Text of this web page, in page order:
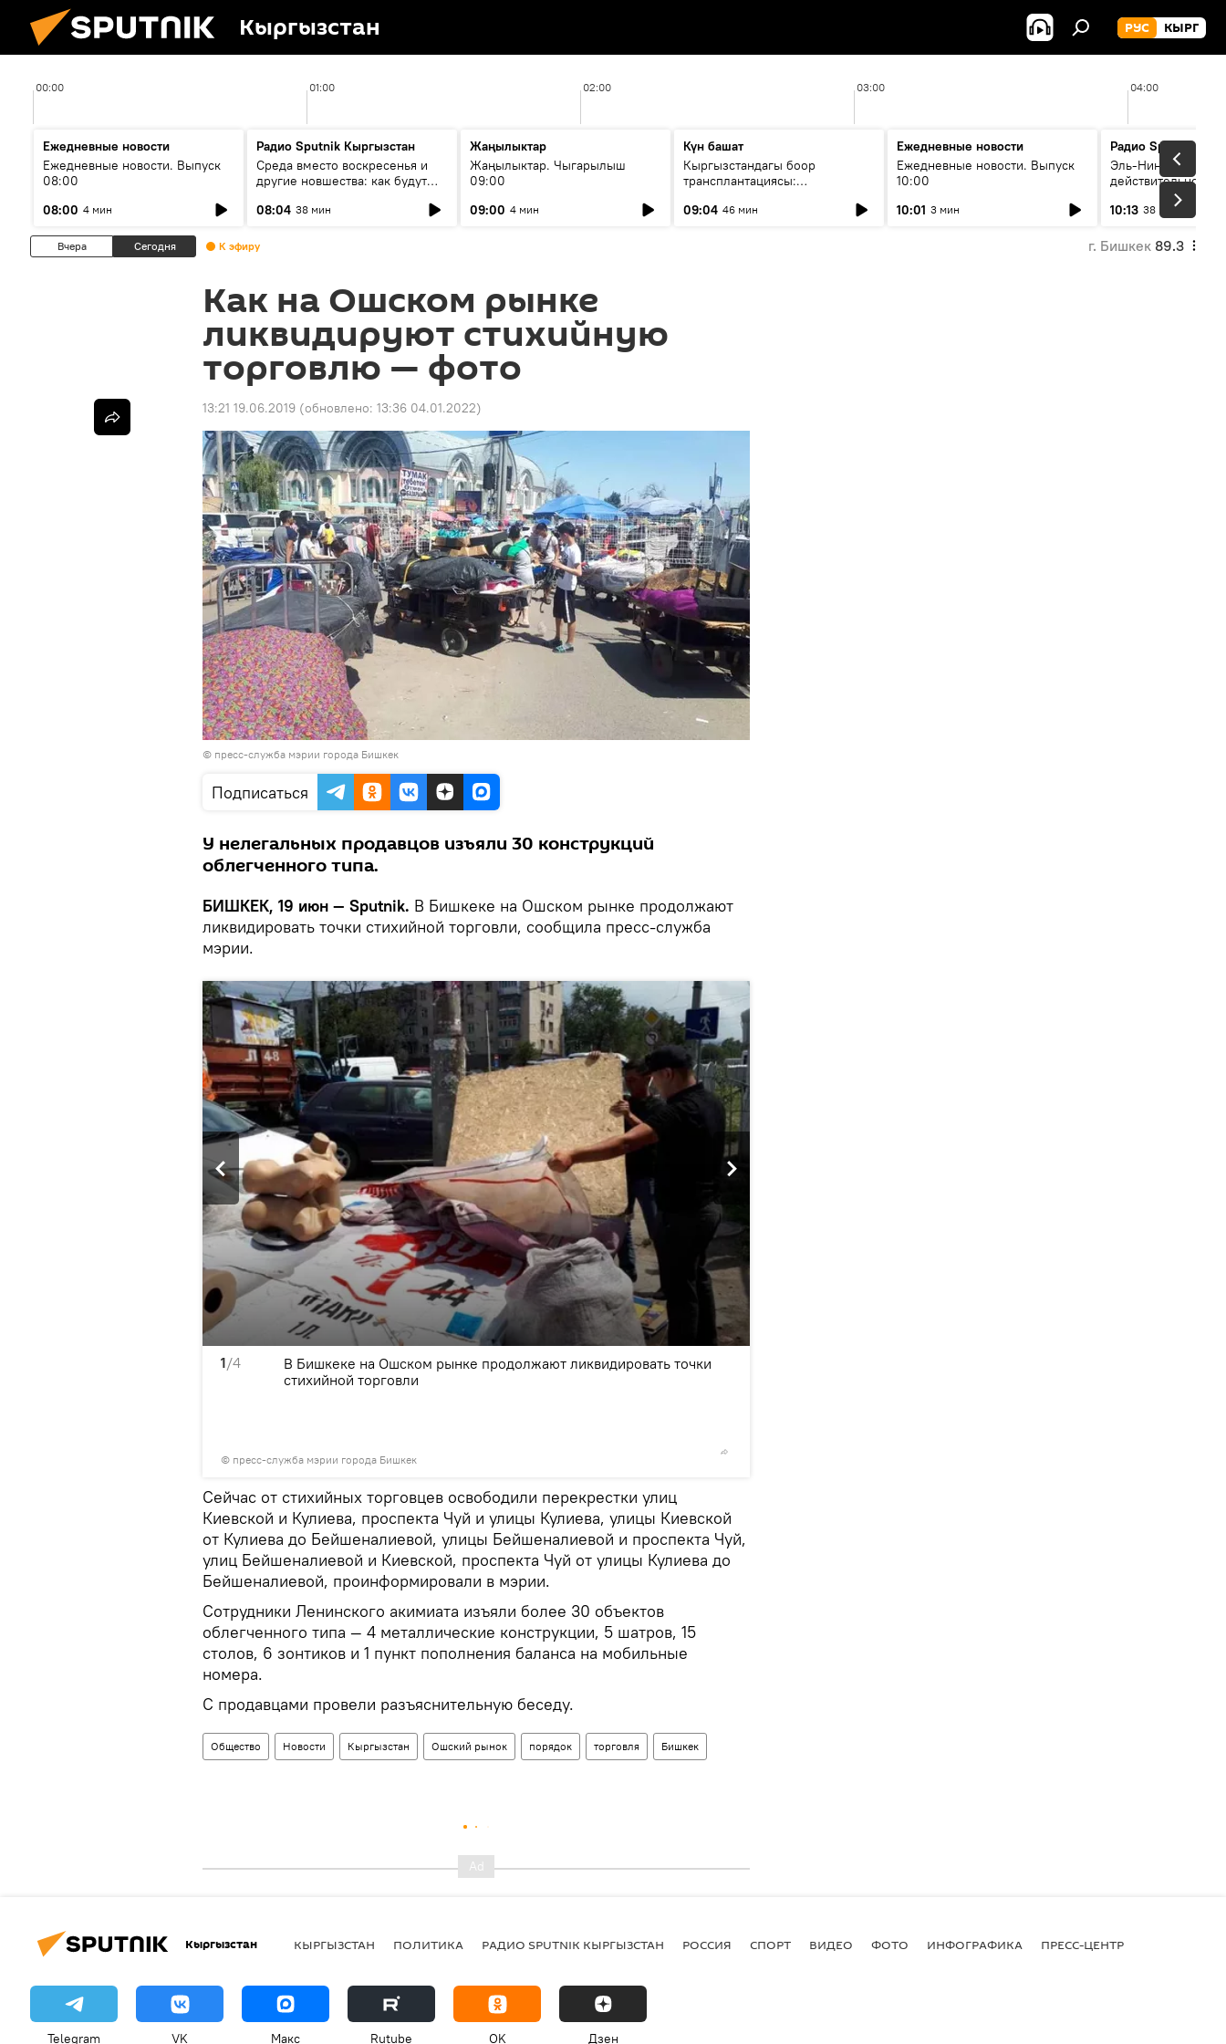
Кыргызстан РУС КЫРГ
00:00 01:00 02:00 03:00 04:00
Ежедневные новости
Ежедневные новости. Выпуск
08:00
08:00 4 мин
Радио Sputnik Кыргызстан
Среда вместо воскресенья и
другие новшества: как будут
08:04 38 мин
Жаңылыктар
Жаңылыктар. Чыгарылыш
09:00
09:00 4 мин
Күн башат
Кыргызстандагы боор
трансплантациясы:
келечеги
09:04 46 мин
Ежедневные новости
Ежедневные новости. Выпуск
10:00
10:01 3 мин
Радио Sputnik
Эль-Ниньо, жара и
действительно
погоду в
10:13 38 мин
Вчера Сегодня К эфиру г. Бишкек 89.3
Как на Ошском рынке
ликвидируют стихийную
торговлю — фото
13:21 19.06.2019 (обновлено: 13:36 04.01.2022)
© пресс-служба мэрии города Бишкек
Подписаться
У нелегальных продавцов изъяли 30 конструкций
облегченного типа.
БИШКЕК, 19 июн — Sputnik. В Бишкеке на Ошском рынке продолжают
ликвидировать точки стихийной торговли, сообщила пресс-служба
мэрии.
1/4
© пресс-служба мэрии города Бишкек
В Бишкеке на Ошском рынке продолжают ликвидировать точки
стихийной торговли
Сейчас от стихийных торговцев освободили перекрестки улиц
Киевской и Кулиева, проспекта Чуй и улицы Кулиева, улицы Киевской
от Кулиева до Бейшеналиевой, улицы Бейшеналиевой и проспекта Чуй,
улиц Бейшеналиевой и Киевской, проспекта Чуй от улицы Кулиева до
Бейшеналиевой, проинформировали в мэрии.
Сотрудники Ленинского акимиата изъяли более 30 объектов
облегченного типа — 4 металлические конструкции, 5 шатров, 15
столов, 6 зонтиков и 1 пункт пополнения баланса на мобильные
номера.
С продавцами провели разъяснительную беседу.
Общество Новости Кыргызстан Ошский рынок порядок торговля Бишкек
Кыргызстан КЫРГЫЗСТАН ПОЛИТИКА РАДИО SPUTNIK КЫРГЫЗСТАН РОССИЯ СПОРТ ВИДЕО ФОТО ИНФОГРАФИКА ПРЕСС-ЦЕНТР
Telegram VK Макс Rutube OK Дзен